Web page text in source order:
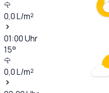
0,0L/m²
01:00Uhr
15°
0,0L/m²